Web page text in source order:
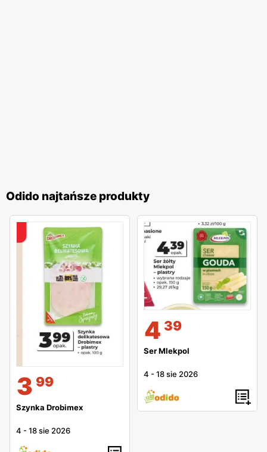
asortymentu i licznych udogodnień, co sprawia, że zakupy
w tej sieci są wyjątkowo satysfakcjonujące.
Odido najtańsze produkty
3 99
Szynka Drobimex
4 -18 sie 2026
4 39
Ser Mlekpol
4 -18 sie 2026